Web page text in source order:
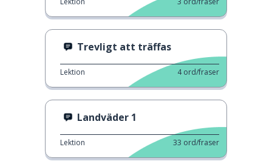
Trevligt att träffas
Lektion 4 ord/fraser
Landväder 1
Lektion 33 ord/fraser